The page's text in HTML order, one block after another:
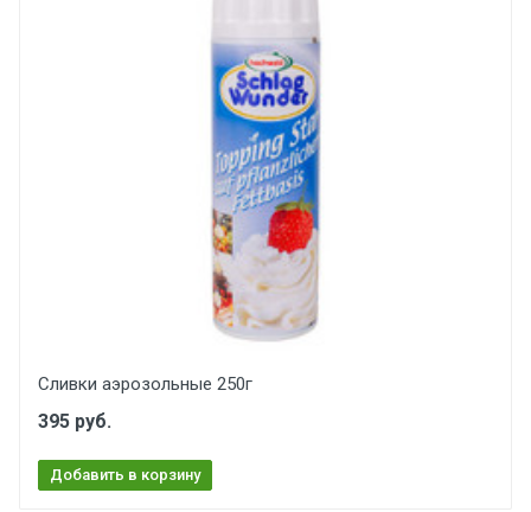
Сливки аэрозольные 250г
395 руб.
Добавить в корзину